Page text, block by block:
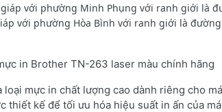
giáp với phường Minh Phụng với ranh giới là
với phường Hòa Bình với ranh giới là
in Brother TN-263 laser màu chính hãng
loại mực in chất lượng cao dành riêng cho
thiết kế để tối ưu hóa hiệu suất in ấn của